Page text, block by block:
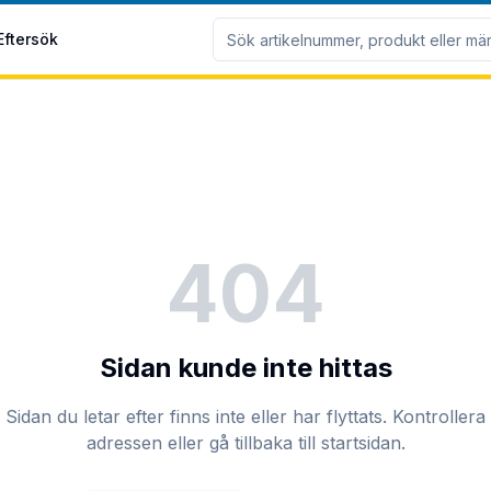
404
Sidan kunde inte hittas
Sidan du letar efter finns inte eller har flyttats. Kontrollera
adressen eller gå tillbaka till startsidan.